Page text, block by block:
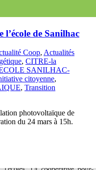
de Sanilhac
Coop, Actualités
, CITRE-la
SANILHAC-
citoyenne,
, Transition
photovoltaïque de
du 24 mars à 15h.